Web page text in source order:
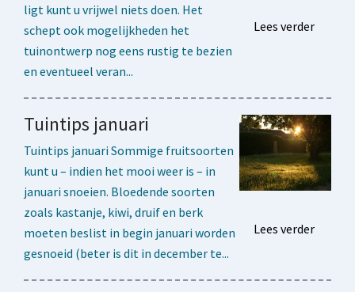
ligt kunt u vrijwel niets doen. Het
schept ook mogelijkheden het
tuinontwerp nog eens rustig te bezien
en eventueel veran...
Lees verder
Tuintips januari
Tuintips januari Sommige fruitsoorten
kunt u – indien het mooi weer is – in
januari snoeien. Bloedende soorten
zoals kastanje, kiwi, druif en berk
moeten beslist in begin januari worden
gesnoeid (beter is dit in december te...
Lees verder